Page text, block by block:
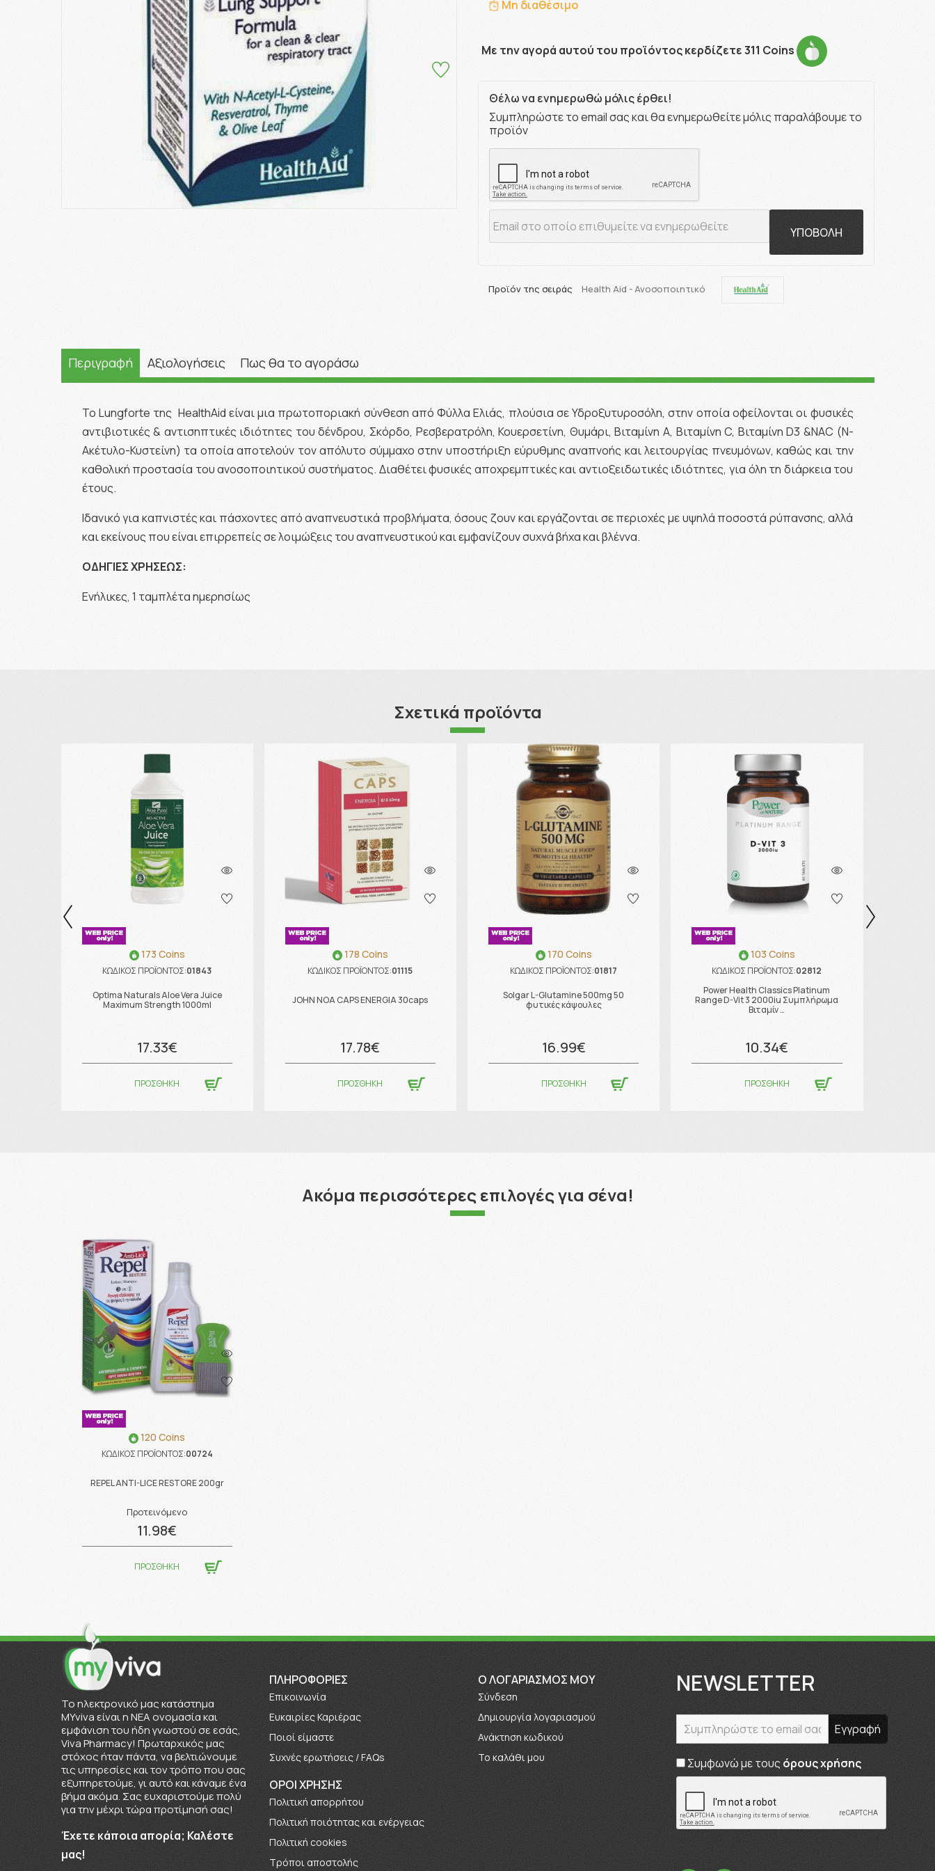
Μη διαθέσιμο
Με την αγορά αυτού του προϊόντος κερδίζετε 311 Coins
Θέλω να ενημερωθώ μόλις έρθει!
Συμπληρώστε το email σας και θα ενημερωθείτε μόλις παραλάβουμε το
προϊόν
ΥΠΟΒΟΛΗ
Προϊόν της σειράς Health Aid - Ανοσοποιητικό
Περιγραφή Αξιολογήσεις Πως θα το αγοράσω
Το Lungforte της HealthAid είναι μια πρωτοποριακή σύνθεση από Φύλλα Ελιάς, πλούσια σε Υδροξυτυροσόλη, στην οποία οφείλονται οι φυσικές
αντιβιοτικές & αντισηπτικές ιδιότητες του δένδρου, Σκόρδο, Ρεσβερατρόλη, Κουερσετίνη, Θυμάρι, Βιταμίνη Α, Βιταμίνη C, Βιταμίνη D3 &NAC (N-
Ακέτυλο-Κυστείνη) τα οποία αποτελούν τον απόλυτο σύμμαχο στην υποστήριξη εύρυθμης αναπνοής και λειτουργίας πνευμόνων, καθώς και την
καθολική προστασία του ανοσοποιητικού συστήματος. Διαθέτει φυσικές αποχρεμπτικές και αντιοξειδωτικές ιδιότητες, για όλη τη διάρκεια του
έτους.
Ιδανικό για καπνιστές και πάσχοντες από αναπνευστικά προβλήματα, όσους ζουν και εργάζονται σε περιοχές με υψηλά ποσοστά ρύπανσης, αλλά
και εκείνους που είναι επιρρεπείς σε λοιμώξεις του αναπνευστικού και εμφανίζουν συχνά βήχα και βλέννα.
ΟΔΗΓΙΕΣ ΧΡΗΣΕΩΣ:
Ενήλικες, 1 ταμπλέτα ημερησίως
Σχετικά προϊόντα
173 Coins
ΚΩΔΙΚΟΣ ΠΡΟΪΟΝΤΟΣ:01843
Optima Naturals Aloe Vera Juice
Maximum Strength 1000ml
17.33€
ΠΡΟΣΘΗΚΗ
178 Coins
ΚΩΔΙΚΟΣ ΠΡΟΪΟΝΤΟΣ:01115
JOHN NOA CAPS ENERGIA 30caps
17.78€
ΠΡΟΣΘΗΚΗ
170 Coins
ΚΩΔΙΚΟΣ ΠΡΟΪΟΝΤΟΣ:01817
Solgar L-Glutamine 500mg 50
φυτικές κάψουλες
16.99€
ΠΡΟΣΘΗΚΗ
103 Coins
ΚΩΔΙΚΟΣ ΠΡΟΪΟΝΤΟΣ:02812
Power Health Classics Platinum
Range D-Vit 3 2000iu Συμπλήρωμα
Βιταμίν …
10.34€
ΠΡΟΣΘΗΚΗ
Ακόμα περισσότερες επιλογές για σένα!
120 Coins
ΚΩΔΙΚΟΣ ΠΡΟΪΟΝΤΟΣ:00724
REPEL ANTI-LICE RESTORE 200gr
Προτεινόμενο
11.98€
ΠΡΟΣΘΗΚΗ
To ηλεκτρονικό μας κατάστημα
MYviva είναι η ΝΕΑ ονομασία και
εμφάνιση του ήδη γνωστού σε εσάς,
Viva Pharmacy! Πρωταρχικός μας
στόχος ήταν πάντα, να βελτιώνουμε
τις υπηρεσίες και τον τρόπο που σας
εξυπηρετούμε, γι αυτό και κάναμε ένα
βήμα ακόμα. Σας ευχαριστούμε πολύ
για την μέχρι τώρα προτίμησή σας!
Έχετε κάποια απορία; Καλέστε
μας!
ΠΛΗΡΟΦΟΡΊΕΣ
Επικοινωνία
Ευκαιρίες Καριέρας
Πoιοί είμαστε
Συχνές ερωτήσεις / FAQs
ΟΡΟΙ ΧΡΗΣΗΣ
Πολιτική απορρήτου
Πολιτική ποιότητας και ενέργειας
Πολιτική cookies
Τρόποι αποστολής
O ΛΟΓΑΡΙΑΣΜΟΣ ΜΟΥ
Σύνδεση
Δημιουργία λογαριασμού
Ανάκτηση κωδικού
Το καλάθι μου
NEWSLETTER
Συμφωνώ με τουςόρους χρήσης